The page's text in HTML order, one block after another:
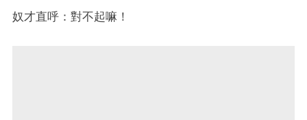
奴才直呼：對不起嘛！